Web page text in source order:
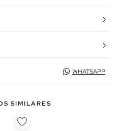
WHATSAPP
SIMILARES